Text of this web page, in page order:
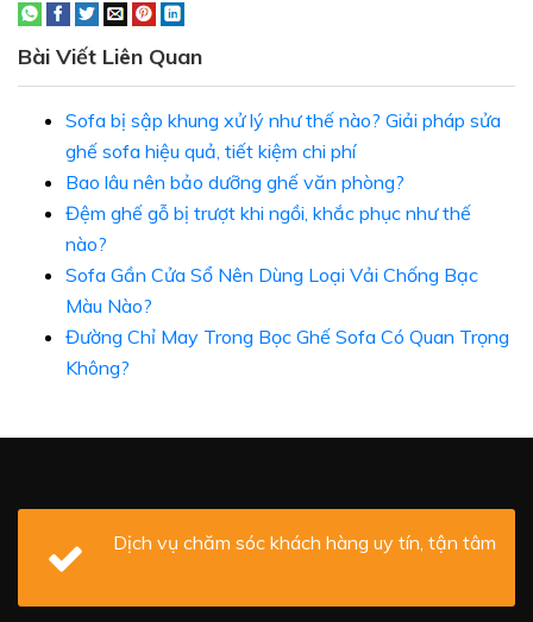
Bài Viết Liên Quan
Sofa bị sập khung xử lý như thế nào? Giải pháp sửa
ghế sofa hiệu quả, tiết kiệm chi phí
Bao lâu nên bảo dưỡng ghế văn phòng?
Đệm ghế gỗ bị trượt khi ngồi, khắc phục như thế
nào?
Sofa Gần Cửa Sổ Nên Dùng Loại Vải Chống Bạc
Màu Nào?
Đường Chỉ May Trong Bọc Ghế Sofa Có Quan Trọng
Không?
Dịch vụ chăm sóc khách hàng uy tín, tận tâm